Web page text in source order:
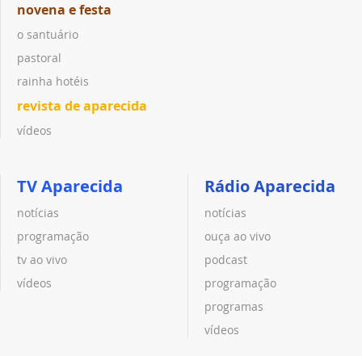
novena e festa
o santuário
pastoral
rainha hotéis
revista de aparecida
vídeos
TV Aparecida
notícias
programação
tv ao vivo
vídeos
Rádio Aparecida
notícias
ouça ao vivo
podcast
programação
programas
vídeos